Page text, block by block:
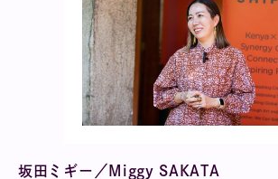
坂田ミギー／Miggy SAKATA